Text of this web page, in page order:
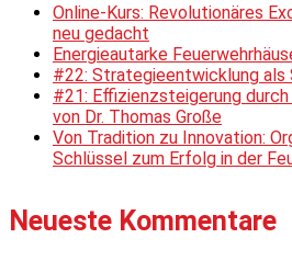
Online-Kurs: Revolutionäres
neu gedacht
Energieautarke
#22: Strategieentwicklung als
#21: Effizienzsteigerung
von Dr. Thomas Große
Von Tradition zu Innovation:
Schlüssel zum Erfolg in der
Neueste Kommentare